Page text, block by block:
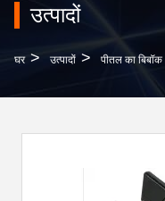
उत्पादों
घर > उत्पादों > पीतल का बिबॉक